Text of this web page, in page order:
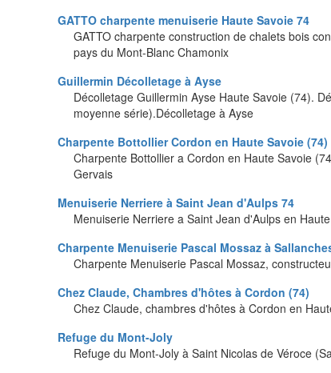
GATTO charpente menuiserie Haute Savoie 74
GATTO charpente construction de chalets bois
pays du Mont-Blanc Chamonix
Guillermin Décolletage à Ayse
Décolletage Guillermin Ayse Haute Savoie (74).
moyenne série).Décolletage à Ayse
Charpente Bottollier Cordon en Haute Savoie (74)
Charpente Bottollier a Cordon en Haute Savoie
Gervais
Menuiserie Nerriere à Saint Jean d'Aulps 74
Menuiserie Nerriere a Saint Jean d'Aulps en
Charpente Menuiserie Pascal Mossaz à
Charpente Menuiserie Pascal Mossaz,
Chez Claude, Chambres d'hôtes à Cordon (74)
Chez Claude, chambres d'hôtes à Cordon en
Refuge du Mont-Joly
Refuge du Mont-Joly à Saint Nicolas de Véroce